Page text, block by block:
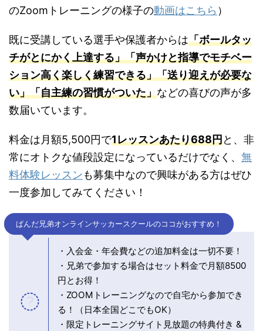
のZoomトレーニングの様子の動画はこちら ）
既に受講している選手や保護者からは「ボールタッ
チがとにかく上達する」「声かけと指導でモチベー
ション高く楽しく練習できる」「送り迎えが必要な
い」「自主練の習慣がついた」などの喜びの声が多
数届いています。
料金は月額5,500円で1レッスンあたり688円と、非
常にオトクな値段設定になっているだけでなく、 無
料体験レッスンも募集中なので興味がある方はぜひ
一度参加してみてください！
ぱんだ兄弟オンラインサッカースクールのココがおすすめ！
・入会金・年会費などの追加料金は一切不要！
・兄弟で参加する場合はセット料金で月額8500
円とお得！
・ZOOMトレーニングなので自宅から参加でき
る！（日本全国どこでもOK）
・限定トレーニングサイト見放題の特典付き &